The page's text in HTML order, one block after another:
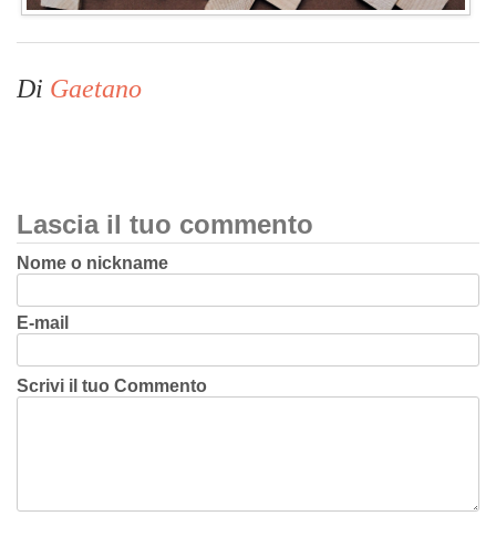
Di Gaetano
Lascia il tuo commento
Nome o nickname
E-mail
Scrivi il tuo Commento